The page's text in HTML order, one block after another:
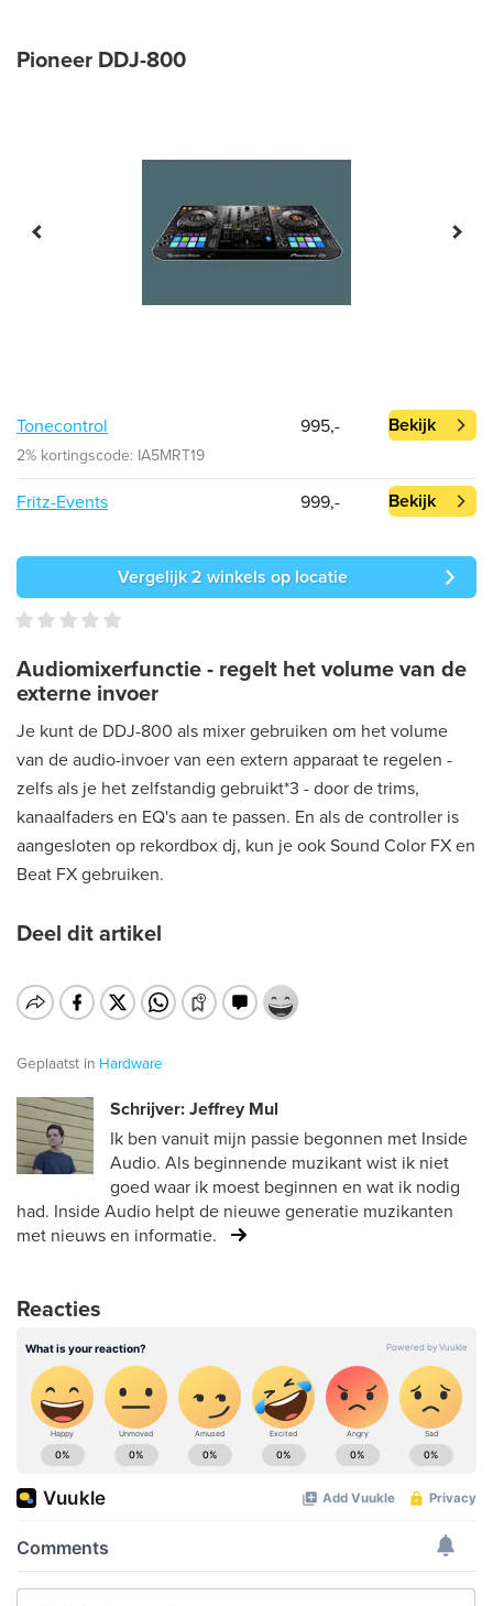
Pioneer DDJ-800
Tonecontrol
2% kortingscode: IA5MRT19
995,- Bekijk
Fritz-Events 999,- Bekijk
Vergelijk 2 winkels op locatie
Audiomixerfunctie - regelt het volume van de
externe invoer
Je kunt de DDJ-800 als mixer gebruiken om het volume
van de audio-invoer van een extern apparaat te regelen -
zelfs als je het zelfstandig gebruikt*3 - door de trims,
kanaalfaders en EQ's aan te passen. En als de controller is
aangesloten op rekordbox dj, kun je ook Sound Color FX en
Beat FX gebruiken.
Deel dit artikel
Geplaatst in Hardware
Schrijver: Jeffrey Mul
Ik ben vanuit mijn passie begonnen met Inside
Audio. Als beginnende muzikant wist ik niet
goed waar ik moest beginnen en wat ik nodig
had. Inside Audio helpt de nieuwe generatie muzikanten
met nieuws en informatie.
Reacties